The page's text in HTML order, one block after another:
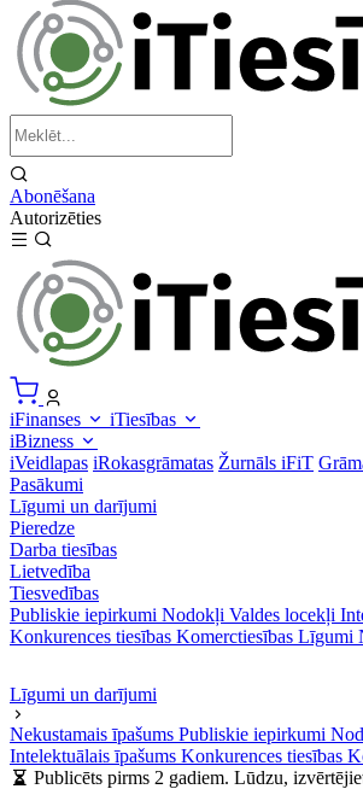
Abonēšana
Autorizēties
iFinanses
iTiesības
iBizness
iVeidlapas iRokasgrāmatas Žurnāls iFiT
Pasākumi
Līgumi un darījumi
Pieredze
Darba tiesības
Lietvedība
Tiesvedības
Publiskie iepirkumi Nodokļi Valdes locekļi
Konkurences tiesības Komerctiesības Līgumi
Līgumi un darījumi
Nekustamais īpašums Publiskie iepirkumi
Intelektuālais īpašums Konkurences tiesības
Publicēts pirms 2 gadiem. Lūdzu,